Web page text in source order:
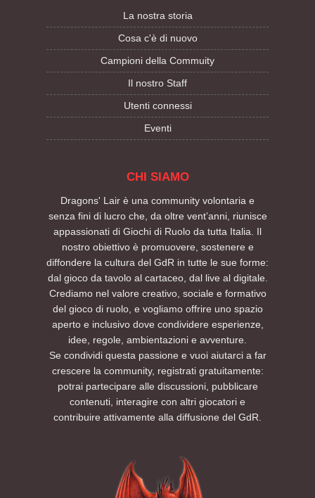
La nostra storia
Cosa c'è di nuovo
Campioni della Commuity
Il nostro Staff
Utenti connessi
Eventi
CHI SIAMO
Dragons' Lair è una community volontaria e
senza fini di lucro che, da oltre vent’anni, riunisce
appassionati di Giochi di Ruolo da tutta Italia. Il
nostro obiettivo è promuovere, sostenere e
diffondere la cultura del GdR in tutte le sue forme:
dal gioco da tavolo al cartaceo, dal live al digitale.
Crediamo nel valore creativo, sociale e formativo
del gioco di ruolo, e vogliamo offrire uno spazio
aperto e inclusivo dove condividere esperienze,
idee, regole, ambientazioni e avventure.
Se condividi questa passione e vuoi aiutarci a far
crescere la community, registrati gratuitamente:
potrai partecipare alle discussioni, pubblicare
contenuti, interagire con altri giocatori e
contribuire attivamente alla diffusione del GdR.